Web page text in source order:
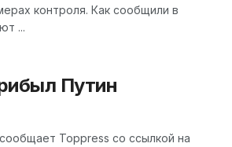
контроля. Как сообщили в
...
Путин
Toppress со ссылкой на